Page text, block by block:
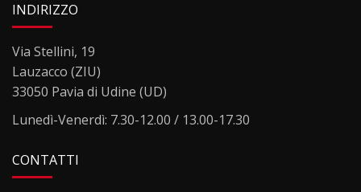
INDIRIZZO
Via Stellini, 19
Lauzacco (ZIU)
33050 Pavia di Udine (UD)
Lunedì-Venerdì: 7.30-12.00 / 13.00-17.30
CONTATTI